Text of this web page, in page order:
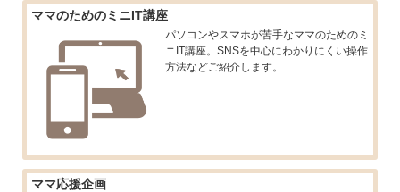
ママのためのミニIT講座
パソコンやスマホが苦手なママのためのミ
ニIT講座。SNSを中心にわかりにくい操作
方法などご紹介します。
ママ応援企画